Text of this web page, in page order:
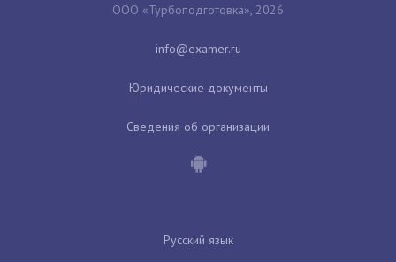
ООО «Турбоподготовка», 2026
Юридические документы
Сведения об организации
Русский язык